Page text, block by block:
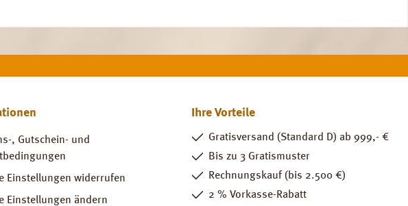
, Gutschein- und
Einstellungen widerrufen
Einstellungen ändern
Ihre Vorteile
Gratisversand (Standard D) ab 999,- €
Bis zu 3 Gratismuster
Rechnungskauf (bis 2.500 €)
2 % Vorkasse-Rabatt